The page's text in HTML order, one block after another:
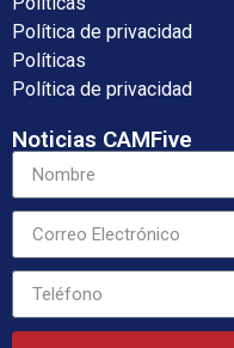
Política de privacidad
Políticas
Política de privacidad
Noticias CAMFive